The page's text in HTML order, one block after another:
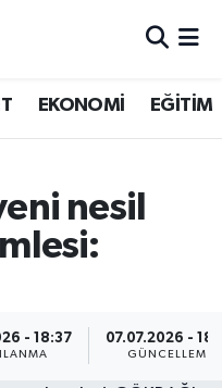
EKONOMİ EĞİTİM
nesil
- 18:37 07.07.2026 -
GÜNCELLEME
Fikstür